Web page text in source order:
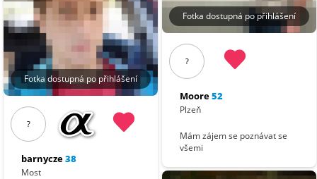
Fotka dostupná po přihlášení
?
barnycze38
Most
Fotka dostupná po přihlášení
?
Moore52
Plzeň
Mám zájem se poznávat se
všemi